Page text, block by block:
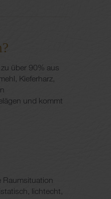
über 90% aus
Kieferharz,
und kommt
Raumsituation
lichtecht,